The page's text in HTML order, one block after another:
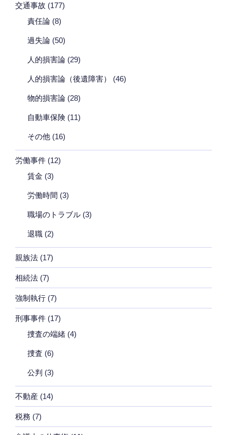
交通事故 (177)
責任論 (8)
過失論 (50)
人的損害論 (29)
人的損害論（後遺障害） (46)
物的損害論 (28)
自動車保険 (11)
その他 (16)
労働事件 (12)
賃金 (3)
労働時間 (3)
職場のトラブル (3)
退職 (2)
親族法 (17)
相続法 (7)
強制執行 (7)
刑事事件 (17)
捜査の端緒 (4)
捜査 (6)
公判 (3)
不動産 (14)
税務 (7)